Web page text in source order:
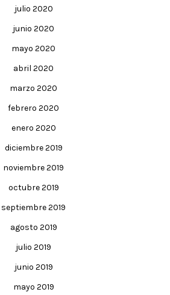
julio 2020
junio 2020
mayo 2020
abril 2020
marzo 2020
febrero 2020
enero 2020
diciembre 2019
noviembre 2019
octubre 2019
septiembre 2019
agosto 2019
julio 2019
junio 2019
mayo 2019